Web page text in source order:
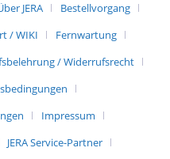
JERA
Bestellvorgang
/ WIKI
Fernwartung
/ Widerrufsrecht
Impressum
JERA Service-Partner